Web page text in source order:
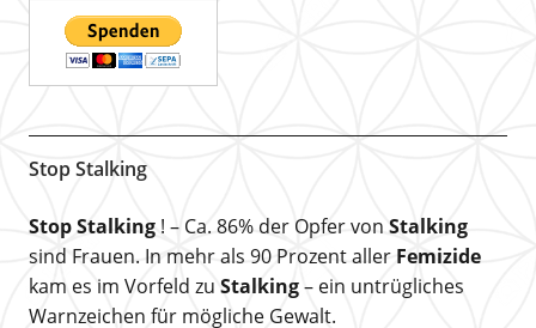
Stop Stalking
Stop Stalking! – Ca. 86% der Opfer von Stalking
sind Frauen. In mehr als 90 Prozent aller Femizide
kam es im Vorfeld zu Stalking– ein untrügliches
Warnzeichen für mögliche Gewalt.